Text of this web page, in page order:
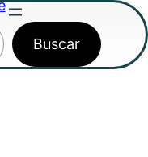
Buscar